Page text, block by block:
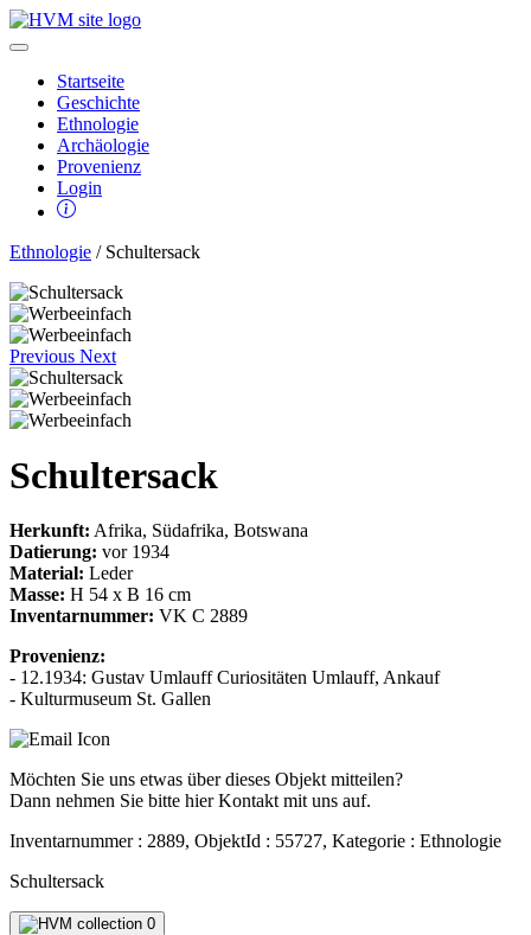
Startseite
Geschichte
Ethnologie
Archäologie
Provenienz
Login
Ethnologie / Schultersack
Previous Next
Schultersack
Herkunft: Afrika, Südafrika, Botswana
Datierung: vor 1934
Material: Leder
Masse: H 54 x B 16 cm
Inventarnummer: VK C 2889
Provenienz:
- 12.1934: Gustav Umlauff Curiositäten Umlauff, Ankauf
- Kulturmuseum St. Gallen
Möchten Sie uns etwas über dieses Objekt mitteilen?
Dann nehmen Sie bitte hier Kontakt mit uns auf.
Inventarnummer : 2889, ObjektId : 55727, Kategorie : Ethnologie
Schultersack
0